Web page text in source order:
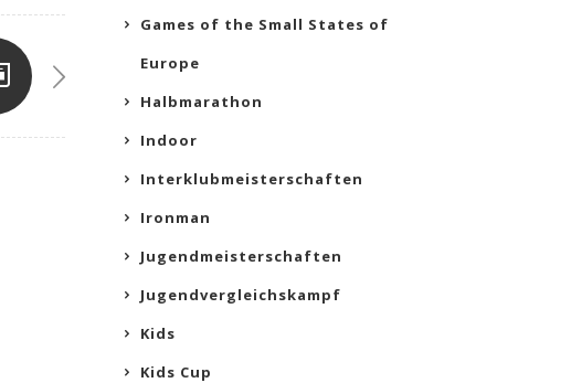
Games of the Small States of
Europe
Halbmarathon
Indoor
Interklubmeisterschaften
Ironman
Jugendmeisterschaften
Jugendvergleichskampf
Kids
Kids Cup